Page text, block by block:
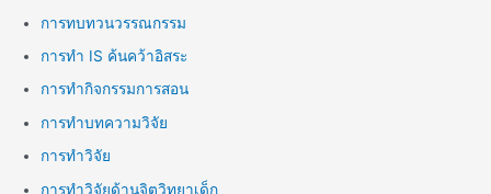
การทบทวนวรรณกรรม
การทำ IS ค้นคว้าอิสระ
การทำกิจกรรมการสอน
การทำบทความวิจัย
การทำวิจัย
การทำวิจัยด้านจิตวิทยาเด็ก